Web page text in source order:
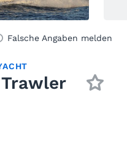
Falsche Angaben melden